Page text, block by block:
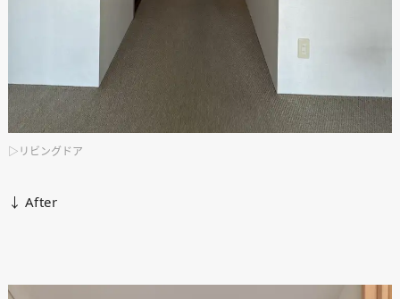
▷リビングドア
↓ After